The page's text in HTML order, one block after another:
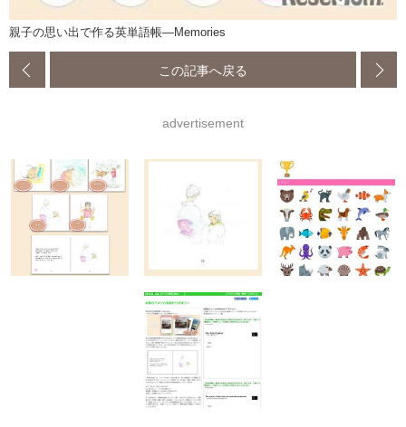
親子の思い出で作る英単語帳―Memories
この記事へ戻る
advertisement